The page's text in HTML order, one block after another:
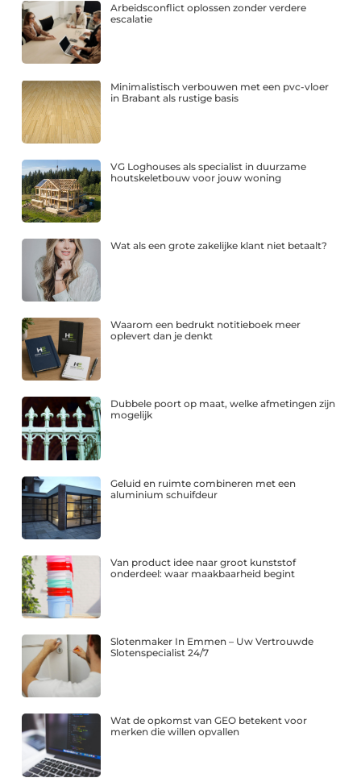
Arbeidsconflict oplossen zonder verdere
escalatie
Minimalistisch verbouwen met een pvc-vloer
in Brabant als rustige basis
VG Loghouses als specialist in duurzame
houtskeletbouw voor jouw woning
Wat als een grote zakelijke klant niet betaalt?
Waarom een bedrukt notitieboek meer
oplevert dan je denkt
Dubbele poort op maat, welke afmetingen zijn
mogelijk
Geluid en ruimte combineren met een
aluminium schuifdeur
Van product idee naar groot kunststof
onderdeel: waar maakbaarheid begint
Slotenmaker In Emmen – Uw Vertrouwde
Slotenspecialist 24/7
Wat de opkomst van GEO betekent voor
merken die willen opvallen